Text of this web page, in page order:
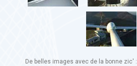
De belles images avec de la bonne zic' :